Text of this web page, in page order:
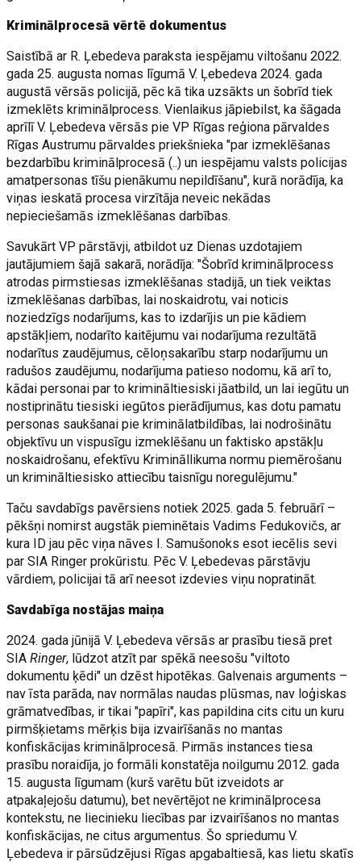
Kriminālprocesā vērtē dokumentus
Saistībā ar R. Ļebedeva paraksta iespējamu viltošanu 2022.
gada 25. augusta nomas līgumā V. Ļebedeva 2024. gada
augustā vērsās policijā, pēc kā tika uzsākts un šobrīd tiek
izmeklēts kriminālprocess. Vienlaikus jāpiebilst, ka šāgada
aprīlī V. Ļebedeva vērsās pie VP Rīgas reģiona pārvaldes
Rīgas Austrumu pārvaldes priekšnieka "par izmeklēšanas
bezdarbību kriminālprocesā (..) un iespējamu valsts policijas
amatpersonas tīšu pienākumu nepildīšanu", kurā norādīja, ka
viņas ieskatā procesa virzītāja neveic nekādas
nepieciešamās izmeklēšanas darbības.
Savukārt VP pārstāvji, atbildot uz Dienas uzdotajiem
jautājumiem šajā sakarā, norādīja: "Šobrīd kriminālprocess
atrodas pirmstiesas izmeklēšanas stadijā, un tiek veiktas
izmeklēšanas darbības, lai noskaidrotu, vai noticis
noziedzīgs nodarījums, kas to izdarījis un pie kādiem
apstākļiem, nodarīto kaitējumu vai nodarījuma rezultātā
nodarītus zaudējumus, cēloņsakarību starp nodarījumu un
radušos zaudējumu, nodarījuma patieso nodomu, kā arī to,
kādai personai par to krimināltiesiski jāatbild, un lai iegūtu un
nostiprinātu tiesiski iegūtos pierādījumus, kas dotu pamatu
personas saukšanai pie kriminālatbildības, lai nodrošinātu
objektīvu un vispusīgu izmeklēšanu un faktisko apstākļu
noskaidrošanu, efektīvu Krimināllikuma normu piemērošanu
un krimināltiesisko attiecību taisnīgu noregulējumu."
Taču savdabīgs pavērsiens notiek 2025. gada 5. februārī –
pēkšņi nomirst augstāk pieminētais Vadims Fedukovičs, ar
kura ID jau pēc viņa nāves I. Samušonoks esot iecēlis sevi
par SIA Ringer prokūristu. Pēc V. Ļebedevas pārstāvju
vārdiem, policijai tā arī neesot izdevies viņu nopratināt.
Savdabīga nostājas maiņa
2024. gada jūnijā V. Ļebedeva vērsās ar prasību tiesā pret
SIARinger, lūdzot atzīt par spēkā neesošu "viltoto
dokumentu ķēdi" un dzēst hipotēkas. Galvenais arguments –
nav īsta parāda, nav normālas naudas plūsmas, nav loģiskas
grāmatvedības, ir tikai "papīri", kas papildina cits citu un kuru
pirmšķietams mērķis bija izvairīšanās no mantas
konfiskācijas kriminālprocesā. Pirmās instances tiesa
prasību noraidīja, jo formāli konstatēja noilgumu 2012. gada
15. augusta līgumam (kurš varētu būt izveidots ar
atpakaļejošu datumu), bet nevērtējot ne kriminālprocesa
kontekstu, ne liecinieku liecības par izvairīšanos no mantas
konfiskācijas, ne citus argumentus. Šo spriedumu V.
Ļebedeva ir pārsūdzējusi Rīgas apgabaltiesā, kas lietu skatīs